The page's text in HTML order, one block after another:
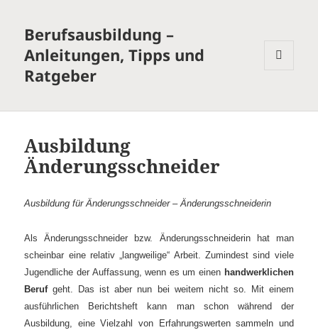
Berufsausbildung –
Anleitungen, Tipps und
Ratgeber
Ausbildung
Änderungsschneider
Ausbildung für Änderungsschneider– Änderungsschneiderin
Als Änderungsschneider bzw. Änderungsschneiderin hat man
scheinbar eine relativ „langweilige“ Arbeit. Zumindest sind viele
Jugendliche der Auffassung, wenn es um einen handwerklichen
Berufgeht. Das ist aber nun bei weitem nicht so. Mit einem
ausführlichen Berichtsheft kann man schon während der
Ausbildung, eine Vielzahl von Erfahrungswerten sammeln und